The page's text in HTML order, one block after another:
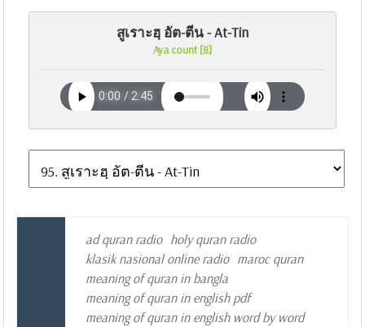
สูเราะฮฺ อัต-ตีน - At-Tin
Aya count [8]
ad quran radio holy quran radio
klasik nasional online radio maroc quran
meaning of quran in bangla
meaning of quran in english pdf
meaning of quran in english word by word